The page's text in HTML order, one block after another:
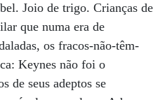
Joio de trigo. Crianças de
que numa era de
os fracos-não-têm-
Keynes não foi o
de seus adeptos se